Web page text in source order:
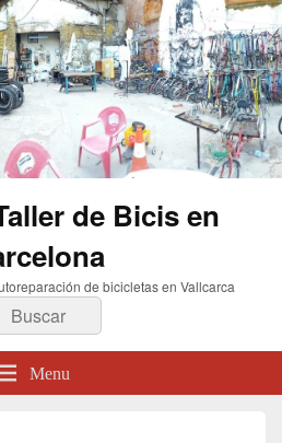
de Bicis en
de bicicletas en Vallcarca
Buscar
Menu